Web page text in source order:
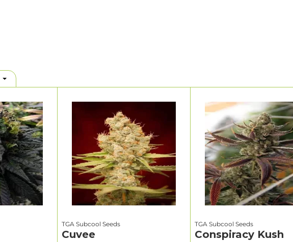
TGA Subcool Seeds
Cuvee
TGA Subcool Seeds
Conspiracy Kush